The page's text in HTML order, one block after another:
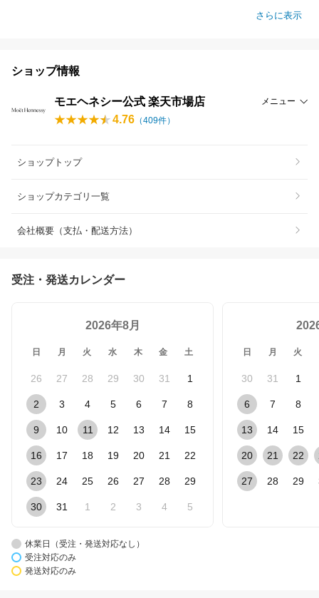
さらに表示
ショップ情報
モエヘネシー公式 楽天市場店 メニュー
4.76 （409件）
ショップトップ
ショップカテゴリ一覧
会社概要（支払・配送方法）
受注・発送カレンダー
2026年8月
日 月 火 水 木 金 土
26 27 28 29 30 31 1
2 3 4 5 6 7 8
9 10 11 12 13 14 15
16 17 18 19 20 21 22
23 24 25 26 27 28 29
30 31 1 2 3 4 5
日 月 火
30 31 1
6 7 8
13 14 15
20 21 22
27 28 29
休業日（受注・発送対応なし）
受注対応のみ
発送対応のみ